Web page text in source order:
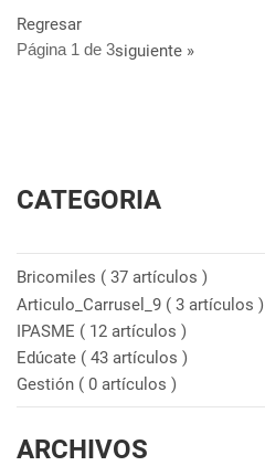
Regresar
Página 1 de 3siguiente »
CATEGORIA
Bricomiles ( 37 artículos )
Articulo_Carrusel_9 ( 3 artículos )
IPASME ( 12 artículos )
Edúcate ( 43 artículos )
Gestión ( 0 artículos )
ARCHIVOS